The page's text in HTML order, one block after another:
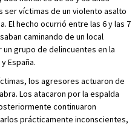
víctimas de un violento asalto
El hecho ocurrió entre las 6 y las 7
caminando de un local
grupo de delincuentes en la
España.
los agresores actuaron de
Los atacaron por la espalda
continuaron
prácticamente inconscientes,